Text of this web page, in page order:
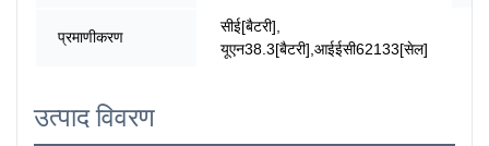
प्रमाणीकरण
सीई[बैटरी],
यूएन38.3[बैटरी],आईईसी62133[सेल]
उत्पाद विवरण